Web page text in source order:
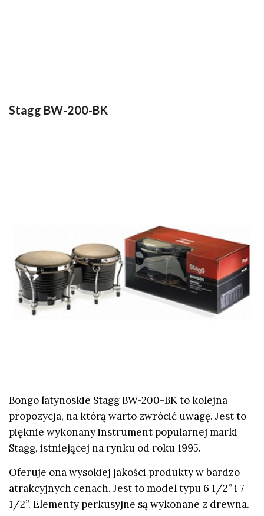
Stagg BW-200-BK
Bongo latynoskie Stagg BW-200-BK to kolejna
propozycja, na którą warto zwrócić uwagę. Jest to
pięknie wykonany instrument popularnej marki
Stagg, istniejącej na rynku od roku 1995.
Oferuje ona wysokiej jakości produkty w bardzo
atrakcyjnych cenach. Jest to model typu 6 1/2” i 7
1/2”. Elementy perkusyjne są wykonane z drewna.